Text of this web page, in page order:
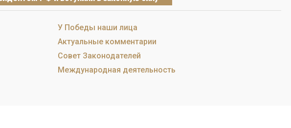
У Победы наши лица
Актуальные комментарии
Совет Законодателей
Международная деятельность